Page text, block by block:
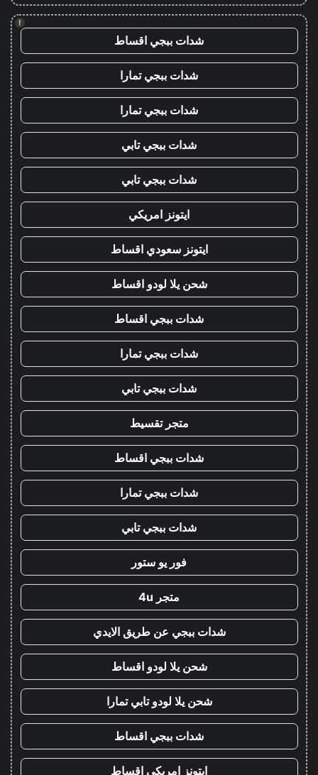
!
شدات ببجي اقساط
شدات ببجي تمارا
شدات ببجي تمارا
شدات ببجي تابي
شدات ببجي تابي
ايتونز امريكي
ايتونز سعودي اقساط
شحن يلا لودو اقساط
شدات ببجي اقساط
شدات ببجي تمارا
شدات ببجي تابي
متجر تقسيط
شدات ببجي اقساط
شدات ببجي تمارا
شدات ببجي تابي
فور يو ستور
متجر 4u
شدات ببجي عن طريق الايدي
شحن يلا لودو اقساط
شحن يلا لودو تابي تمارا
شدات ببجي اقساط
ايتونز امريكي اقساط